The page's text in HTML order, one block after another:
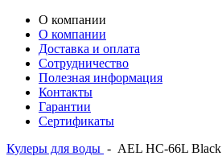
О компании
О компании
Доставка и оплата
Сотрудничество
Полезная информация
Контакты
Гарантии
Сертификаты
Кулеры для воды - AEL HC-66L Black